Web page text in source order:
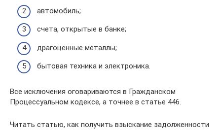
автомобиль;
счета, открытые в банке;
драгоценные металлы;
бытовая техника и электроника.
Все исключения оговариваются в Гражданском
Процессуальном кодексе, а точнее в статье 446.
Читать статью, как получить взыскание задолженности